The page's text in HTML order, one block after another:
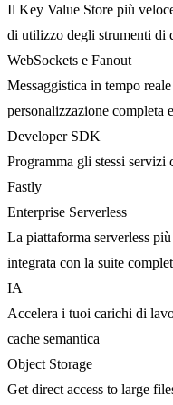
Il Key Value Store più
di utilizzo degli strumenti di
WebSockets e Fanout
Messaggistica in tempo
personalizzazione completa
Developer SDK
Programma gli stessi
Fastly
Enterprise Serverless
La piattaforma serverless
integrata con la suite
IA
Accelera i tuoi carichi di
cache semantica
Object Storage
Get direct access to large